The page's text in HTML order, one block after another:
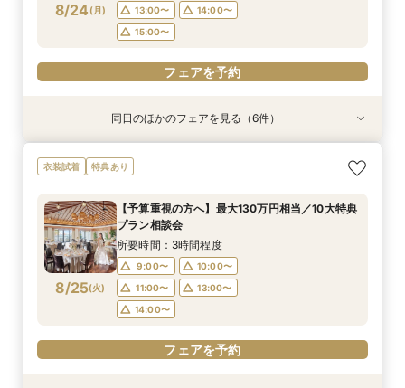
フェアを予約
フェアを予約
フェアを予約
フェアを予約
8/24 (月) 13:00〜
14:00〜
15:00〜
フェアを予約
特典あり
8/24(月)
【無料相談】結婚式の悩みや不安を解決・ブライ
ダル相談会
9:00〜
13:00〜
14:00〜
フェアを予約
8/24(月)
【Webオンライン相談】ご遠方の方も在宅のまま
で安心！日程の空き状況＆お見積り相談まで♪か
付きフェアへご招待！
所要時間：2時間程度
フェアを予約
8/24(月)
最短90分！見積×日程×クイック相談会
15:00〜 15:30〜
フェアを予約
特典あり
8/24(月)
【8～30名様◇貸切り】水上ヴィラ見学×家族婚
プラン相談会！結婚式は大好きなご家族と♪そん
名/50万の安心価格で叶える！アットホームＷ♪
所要時間：3時間程度
14:00〜
15:00〜
フェアを予約
特典あり
8/24(月)
【平日限定】最旬ドレス試着&見学もOK◎先取り
花嫁体験付相談会
9:00〜
13:00〜
14:00〜
フェアを予約
8/24(月)
【平日限定】フォト婚×会食×挙式のみも◎結婚
準備なんでも相談会
10:00〜
13:00〜
15:00〜
16:00〜
フェアを予約
同日のほかのフェアを見る（6件）
衣装試着 特典あり
8/25(火)
【予算重視の方へ】最大130万円相当／10大特典
プラン相談会
所要時間：3時間程度
9:00〜
10:00〜
11:00〜
13:00〜
14:00〜
フェアを予約